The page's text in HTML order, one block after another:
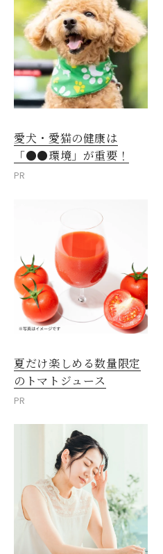
愛犬・愛猫の健康は
「●●環境」が重要！
PR
夏だけ楽しめる数量限定
のトマトジュース
PR